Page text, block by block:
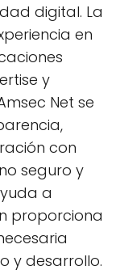
digital. La
en
y
Net se
con
seguro y
a
proporciona
y desarrollo.